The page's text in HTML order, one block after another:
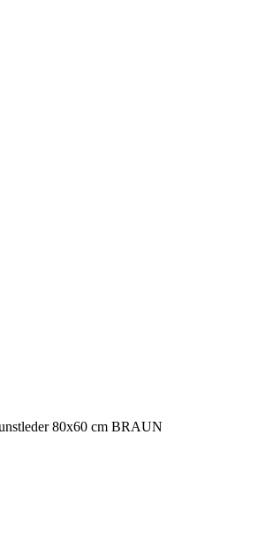
80x60 cm BRAUN